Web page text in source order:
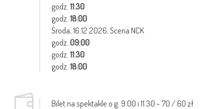
godz. 11:30
godz. 18:00
Środa,16.12.2026, Scena NCK
godz. 09:00
godz. 11:30
godz. 18:00
Bilet na spektakle o g. 9.00 i 11.30 - 70 / 60 zł